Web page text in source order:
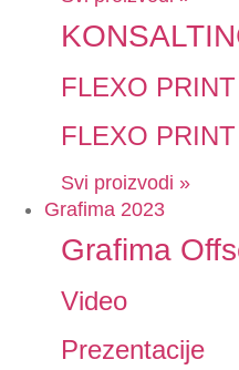
FLEXO
FLEXO
Svi proizvodi »
Grafima 2023
Grafima
Video
Prezentacije